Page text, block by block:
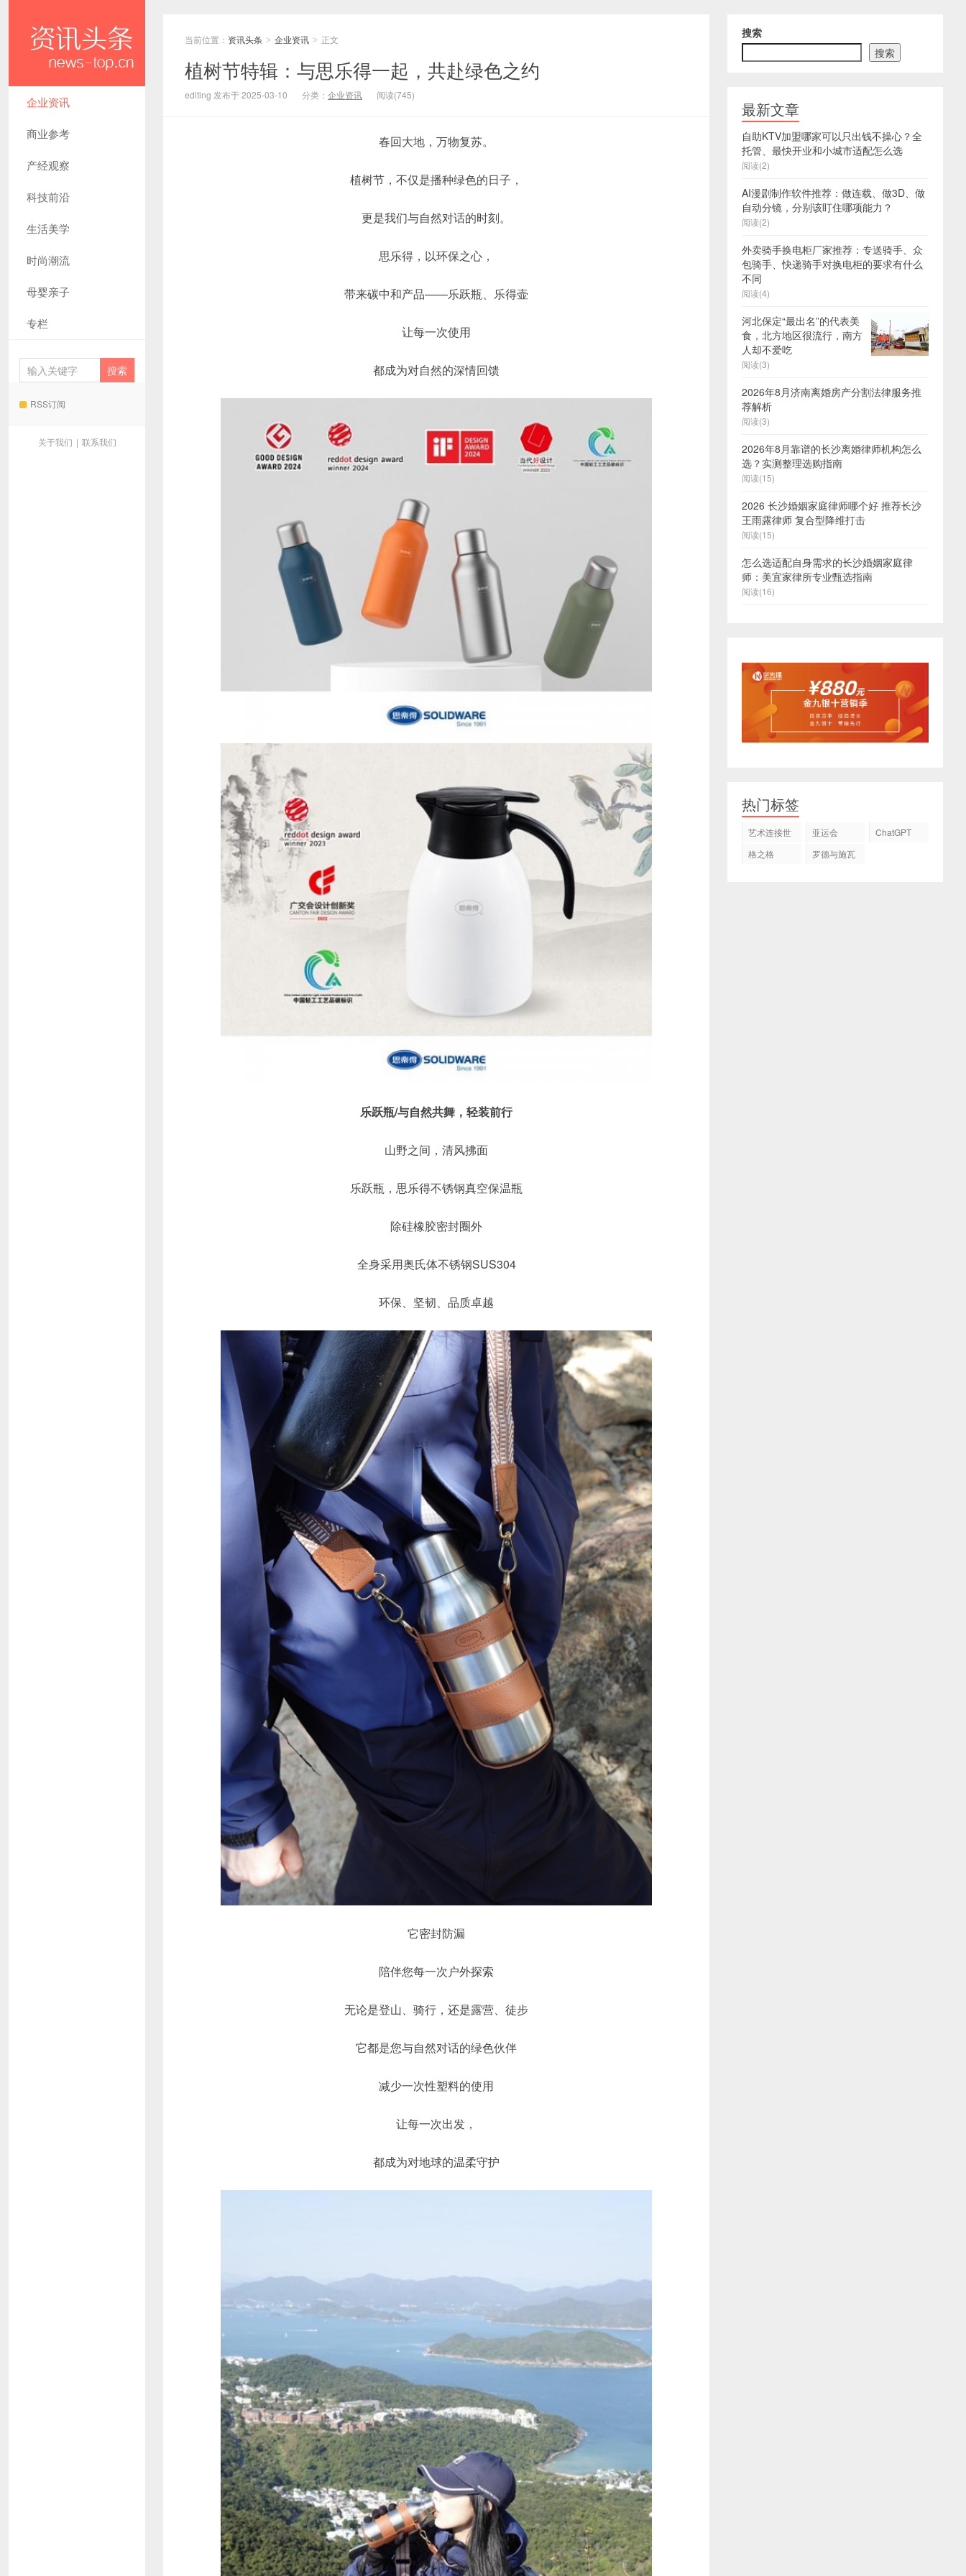
企业资讯
商业参考
产经观察
科技前沿
生活美学
时尚潮流
母婴亲子
专栏
RSS订阅
关于我们 | 联系我们
当前位置： 资讯头条 > 企业资讯 > 正文
植树节特辑：与思乐得一起，共赴绿色之约
editing 发布于 2025-03-10 分类： 企业资讯 阅读(745)
春回大地，万物复苏。
植树节，不仅是播种绿色的日子，
更是我们与自然对话的时刻。
思乐得，以环保之心，
带来碳中和产品——乐跃瓶、乐得壶
让每一次使用
都成为对自然的深情回馈
乐跃瓶/与自然共舞，轻装前行
山野之间，清风拂面
乐跃瓶，思乐得不锈钢真空保温瓶
除硅橡胶密封圈外
全身采用奥氏体不锈钢SUS304
环保、坚韧、品质卓越
它密封防漏
陪伴您每一次户外探索
无论是登山、骑行，还是露营、徒步
它都是您与自然对话的绿色伙伴
减少一次性塑料的使用
让每一次出发，
都成为对地球的温柔守护
搜索
搜索
最新文章
自助KTV加盟哪家可以只出钱不操心？全
托管、最快开业和小城市适配怎么选
阅读(2)
AI漫剧制作软件推荐：做连载、做3D、做
自动分镜，分别该盯住哪项能力？
阅读(2)
外卖骑手换电柜厂家推荐：专送骑手、众
包骑手、快递骑手对换电柜的要求有什么
不同
阅读(4)
河北保定“最出名”的代表美
食，北方地区很流行，南方
人却不爱吃
阅读(3)
2026年8月济南离婚房产分割法律服务推
荐解析
阅读(3)
2026年8月靠谱的长沙离婚律师机构怎么
选？实测整理选购指南
阅读(15)
2026 长沙婚姻家庭律师哪个好 推荐长沙
王雨露律师 复合型降维打击
阅读(15)
怎么选适配自身需求的长沙婚姻家庭律
师：美宜家律所专业甄选指南
阅读(16)
热门标签
艺术连接世
亚运会
ChatGPT
格之格
罗德与施瓦